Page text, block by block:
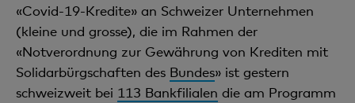
«Covid-19-Kredite» an Schweizer Unternehmen
(kleine und grosse), die im Rahmen der
«Notverordnung zur Gewährung von Krediten mit
Solidarbürgschaften des Bundes» ist gestern
schweizweit bei 113 Bankfilialen die am Programm